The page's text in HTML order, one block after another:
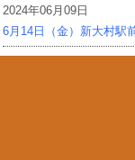
2024年06月09日
6月14日（金）新大村駅